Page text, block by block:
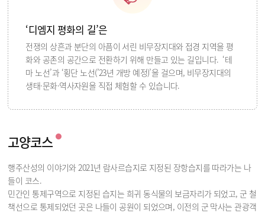
‘디엠지 평화의 길’은
전쟁의 상흔과 분단의 아픔이 서린 비무장지대와 접경 지역을 평
화와 공존의 공간으로 전환하기 위해 만들고 있는 길입니다. ‘테
마 노선’과 ‘횡단 노선(’23년 개방 예정)’을 걸으며, 비무장지대의
생태·문화·역사자원을 직접 체험할 수 있습니다.
고양코스
행주산성의 이야기와 2021년 람사르습지로 지정된 장항습지를 따라가는 나
들이 코스.
민간인 통제구역으로 지정된 습지는 희귀 동식물의 보금자리가 되었고, 군 철
책선으로 통제되었던 곳은 나들이 공원이 되었으며, 이전의 군 막사는 관광객